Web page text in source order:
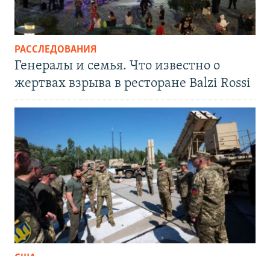
РАССЛЕДОВАНИЯ
Генералы и семья. Что известно о
жертвах взрыва в ресторане Balzi Rossi